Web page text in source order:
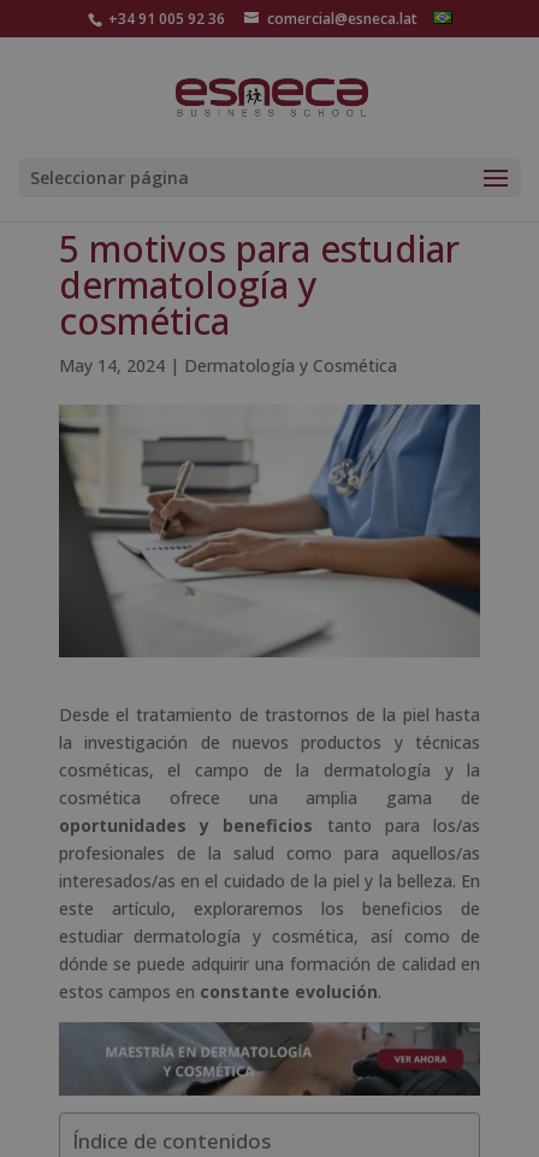
+34 91 005 92 36 comercial@esneca.lat
Seleccionar página
5 motivos para estudiar
dermatología y
cosmética
May 14, 2024| Dermatología y Cosmética
Desde el tratamiento de trastornos de la piel hasta
la investigación de nuevos productos y técnicas
cosméticas, el campo de la dermatología y la
cosmética ofrece una amplia gama de
oportunidades y beneficios tanto para los/as
profesionales de la salud como para aquellos/as
interesados/as en el cuidado de la piel y la belleza. En
este artículo, exploraremos los beneficios de
estudiar dermatología y cosmética, así como de
dónde se puede adquirir una formación de calidad en
estos campos en constante evolución.
Índice de contenidos